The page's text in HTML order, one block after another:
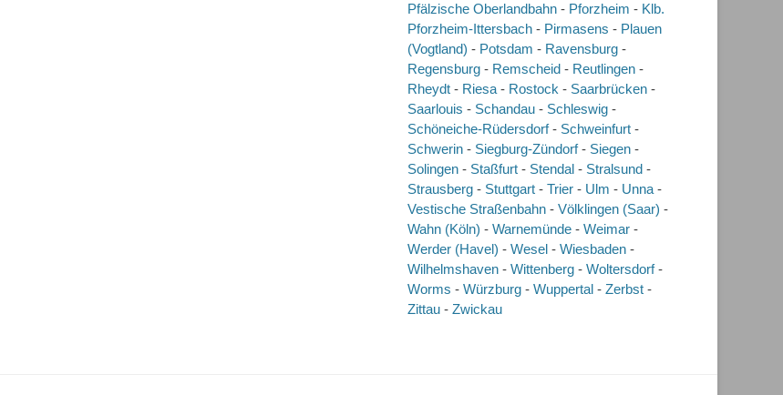
Pfälzische Oberlandbahn - Pforzheim - Klb.
Pforzheim-Ittersbach - Pirmasens - Plauen
(Vogtland) - Potsdam - Ravensburg -
Regensburg - Remscheid - Reutlingen -
Rheydt - Riesa - Rostock - Saarbrücken -
Saarlouis - Schandau - Schleswig -
Schöneiche-Rüdersdorf- Schweinfurt -
Schwerin - Siegburg-Zündorf- Siegen -
Solingen - Staßfurt - Stendal - Stralsund -
Strausberg - Stuttgart - Trier - Ulm - Unna -
Vestische Straßenbahn - Völklingen (Saar) -
Wahn (Köln) - Warnemünde - Weimar -
Werder (Havel) - Wesel - Wiesbaden -
Wilhelmshaven - Wittenberg - Woltersdorf-
Worms - Würzburg - Wuppertal - Zerbst -
Zittau - Zwickau